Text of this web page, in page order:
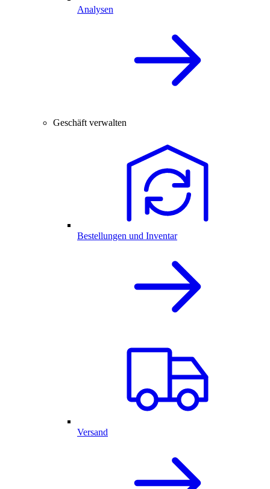
Analysen
Geschäft verwalten
Bestellungen und Inventar
Versand